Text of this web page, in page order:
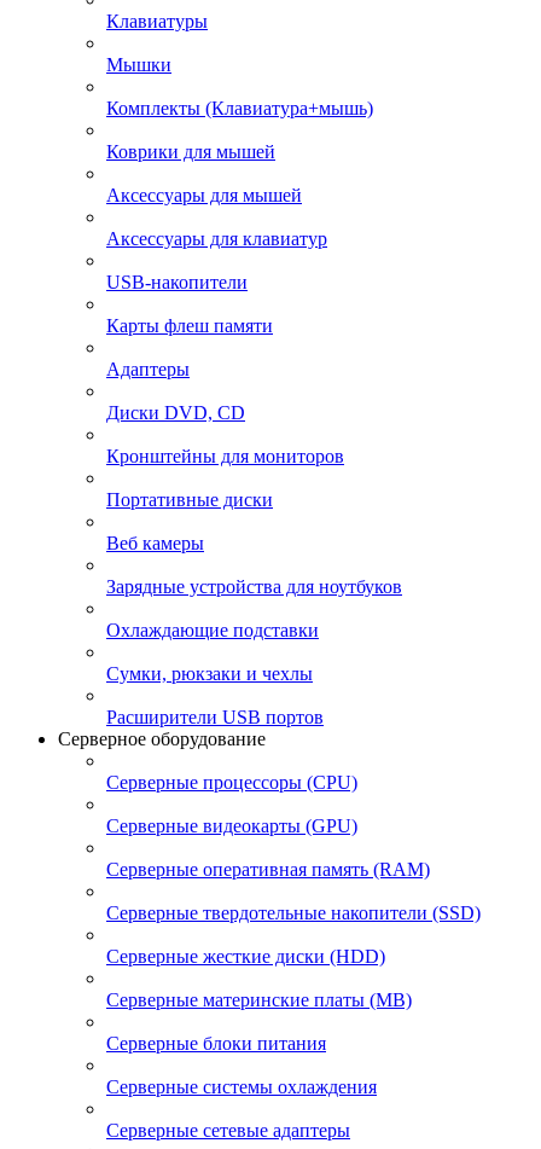
Клавиатуры
Мышки
Комплекты (Клавиатура+мышь)
Коврики для мышей
Аксессуары для мышей
Аксессуары для клавиатур
USB-накопители
Карты флеш памяти
Адаптеры
Диски DVD, CD
Кронштейны для мониторов
Портативные диски
Веб камеры
Зарядные устройства для ноутбуков
Охлаждающие подставки
Сумки, рюкзаки и чехлы
Расширители USB портов
Серверное оборудование
Серверные процессоры (CPU)
Серверные видеокарты (GPU)
Серверные оперативная память (RAM)
Серверные твердотельные накопители (SSD)
Серверные жесткие диски (HDD)
Серверные материнские платы (MB)
Серверные блоки питания
Серверные системы охлаждения
Серверные сетевые адаптеры